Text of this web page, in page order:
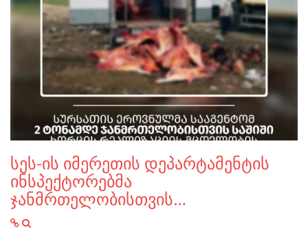
სეს-ის იმერეთის დეპარტამენტის
ინსპექტორებმა
ჯანმრთელობისთვის…